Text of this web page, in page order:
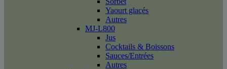
Yaourt glacés
Autres
MJ-L800
Jus
Cocktails & Boissons
Sauces/Entrées
Autres